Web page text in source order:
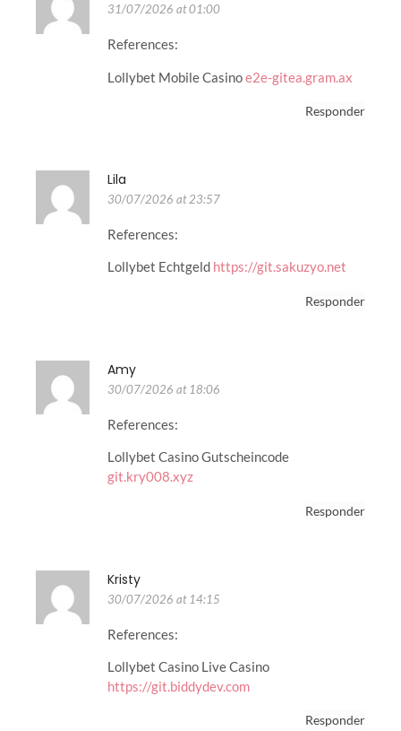
31/07/2026 at 01:00
References:
Lollybet Mobile Casinoe2e-gitea.gram.ax
Responder
Lila
30/07/2026 at 23:57
References:
Lollybet Echtgeld https://git.sakuzyo.net
Responder
Amy
30/07/2026 at 18:06
References:
Lollybet Casino Gutscheincode
git.kry008.xyz
Responder
Kristy
30/07/2026 at 14:15
References:
Lollybet Casino Live Casino
https://git.biddydev.com
Responder